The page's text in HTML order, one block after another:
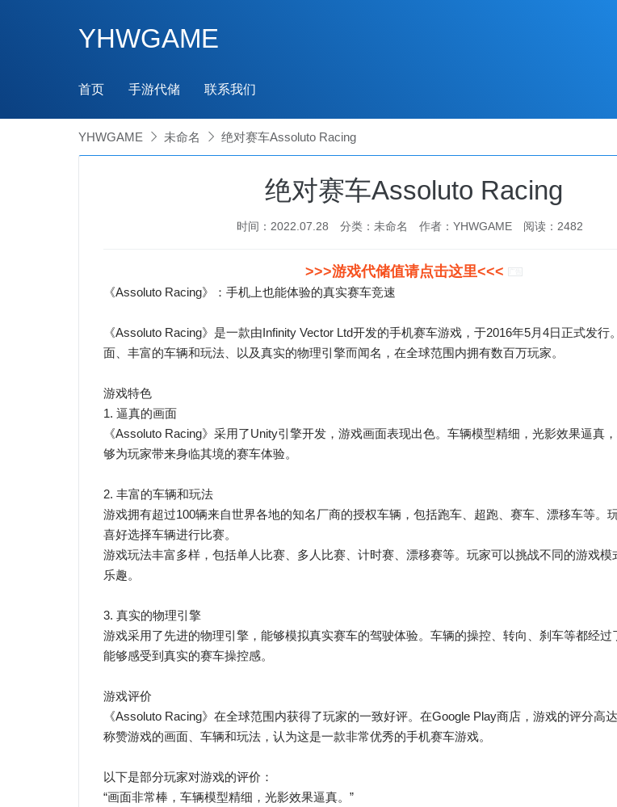
YHWGAME
首页 手游代储 联系我们
YHWGAME  未命名  绝对赛车Assoluto Racing
绝对赛车Assoluto Racing
时间：2022.07.28 分类： 未命名 作者：YHWGAME 阅读：2482
>>>游戏代储值请点击这里<<<
《Assoluto Racing》：手机上也能体验的真实赛车竞速
《Assoluto Racing》是一款由Infinity Vector Ltd开发的手机赛车游戏，于2016年5月4日正式发行
面、丰富的车辆和玩法、以及真实的物理引擎而闻名，在全球范围内拥有数百万玩家。
游戏特色
1. 逼真的画面
《Assoluto Racing》采用了Unity引擎开发，游戏画面表现出色。车辆模型精细，光影效果逼真
够为玩家带来身临其境的赛车体验。
2. 丰富的车辆和玩法
游戏拥有超过100辆来自世界各地的知名厂商的授权车辆，包括跑车、超跑、赛车、漂移车等。
喜好选择车辆进行比赛。
游戏玩法丰富多样，包括单人比赛、多人比赛、计时赛、漂移赛等。玩家可以挑战不同的游戏模
乐趣。
3. 真实的物理引擎
游戏采用了先进的物理引擎，能够模拟真实赛车的驾驶体验。车辆的操控、转向、刹车等都经过
能够感受到真实的赛车操控感。
游戏评价
《Assoluto Racing》在全球范围内获得了玩家的一致好评。在Google Play商店，游戏的评分高
称赞游戏的画面、车辆和玩法，认为这是一款非常优秀的手机赛车游戏。
以下是部分玩家对游戏的评价：
“画面非常棒，车辆模型精细，光影效果逼真。”